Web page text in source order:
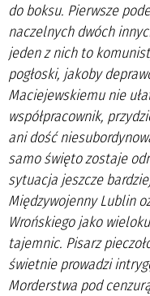
do boksu. Pierwsze
naczelnych dwóch
jeden z nich to
pogłoski, jakoby
Maciejewskiemu nie
współpracownik,
ani dość
samo święto zostaje
sytuacja jeszcze
Międzywojenny Lublin
Wrońskiego jako
tajemnic. Pisarz
świetnie prowadzi
Morderstwa pod